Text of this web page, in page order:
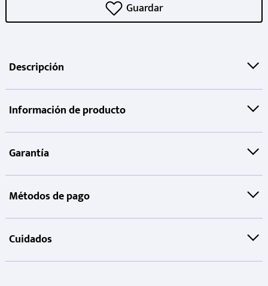
Descripción
Información de producto
Garantía
Métodos de pago
Cuidados